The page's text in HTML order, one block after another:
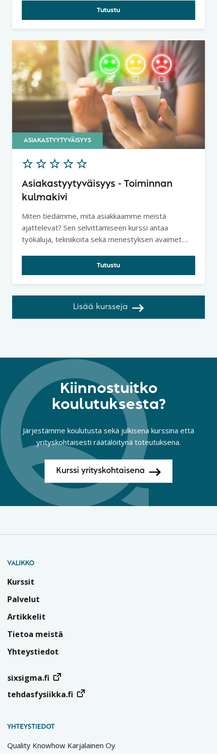
organisaation kehittämiseen.
Tutustu
ASIAKASTYYTYVÄISYYS
Asiakastyytyväisyys - Toiminnan
kulmakivi
Miten tiedämme, mitä asiakkaamme meistä
ajattelevat? Sen selvittämiseen kurssi antaa
työkaluja, tekniikoita sekä menestyksen avaimet.
hallitsemiseksi ja organisaatiosi menestymiseksi.
Tutustu
Lisää kursseja
Kiinnostuitko
koulutuksesta?
Järjestämme koulutusta sekä julkisena kurssina että
yrityskohtaisesti räätälöitynä toteutuksena.
Kurssi yrityskohtaisena
VALIKKO
Kurssit
Palvelut
Artikkelit
Tietoa meistä
Yhteystiedot
sixsigma.fi
tehdasfysiikka.fi
YHTEYSTIEDOT
Quality Knowhow Karjalainen Oy